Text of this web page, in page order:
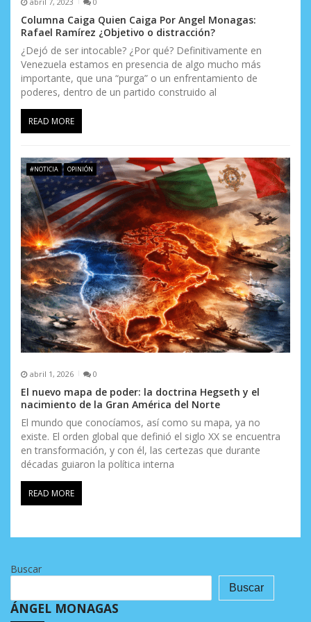
Columna Caiga Quien Caiga Por Angel Monagas:
Rafael Ramírez ¿Objetivo o distracción?
¿Dejó de ser intocable? ¿Por qué? Definitivamente en
Venezuela estamos en presencia de algo mucho más
importante, que una “purga” o un enfrentamiento de
poderes, dentro de un partido construido al
READ MORE
#NOTICIA OPINIÓN
abril 1, 2026 0
El nuevo mapa de poder: la doctrina Hegseth y el
nacimiento de la Gran América del Norte
El mundo que conocíamos, así como su mapa, ya no
existe. El orden global que definió el siglo XX se encuentra
en transformación, y con él, las certezas que durante
décadas guiaron la política interna
READ MORE
Buscar
Buscar
ÁNGEL MONAGAS